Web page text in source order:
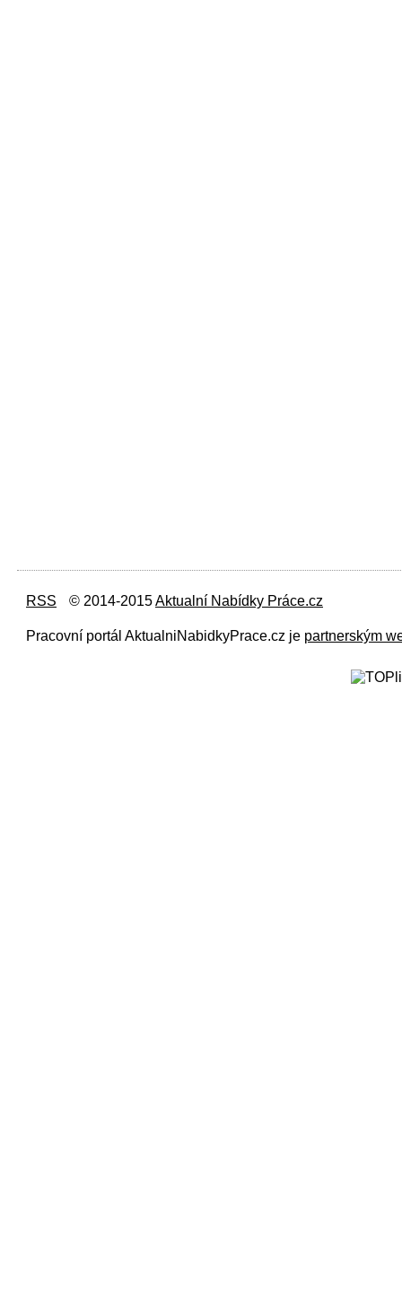
RSS © 2014-2015Aktualní Nabídky Práce.cz
Pracovní portál AktualniNabidkyPrace.cz je partnerským